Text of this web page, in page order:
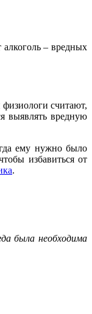
– вредных
считают,
выявлять вредную
ему нужно было
избавиться от
.
была необходима